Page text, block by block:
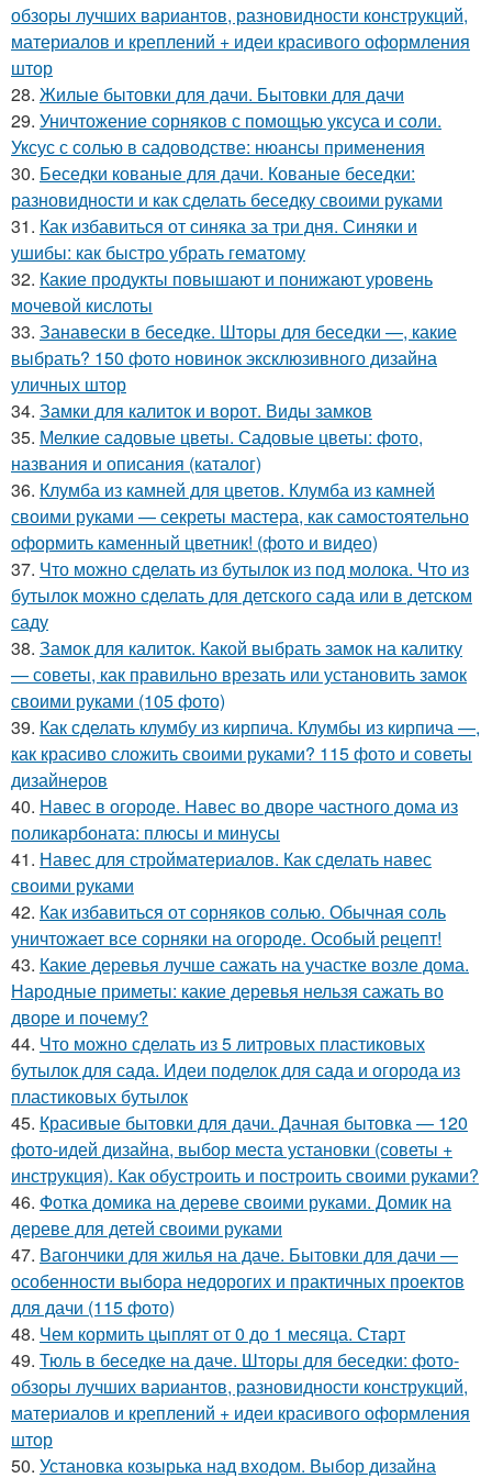
обзоры лучших вариантов, разновидности конструкций,
материалов и креплений + идеи красивого оформления
штор
28. Жилые бытовки для дачи. Бытовки для дачи
29. Уничтожение сорняков с помощью уксуса и соли.
Уксус с солью в садоводстве: нюансы применения
30. Беседки кованые для дачи. Кованые беседки:
разновидности и как сделать беседку своими руками
31. Как избавиться от синяка за три дня. Синяки и
ушибы: как быстро убрать гематому
32. Какие продукты повышают и понижают уровень
мочевой кислоты
33. Занавески в беседке. Шторы для беседки —, какие
выбрать? 150 фото новинок эксклюзивного дизайна
уличных штор
34. Замки для калиток и ворот. Виды замков
35. Мелкие садовые цветы. Садовые цветы: фото,
названия и описания (каталог)
36. Клумба из камней для цветов. Клумба из камней
своими руками — секреты мастера, как самостоятельно
оформить каменный цветник! (фото и видео)
37. Что можно сделать из бутылок из под молока. Что из
бутылок можно сделать для детского сада или в детском
саду
38. Замок для калиток. Какой выбрать замок на калитку
— советы, как правильно врезать или установить замок
своими руками (105 фото)
39. Как сделать клумбу из кирпича. Клумбы из кирпича —,
как красиво сложить своими руками? 115 фото и советы
дизайнеров
40. Навес в огороде. Навес во дворе частного дома из
поликарбоната: плюсы и минусы
41. Навес для стройматериалов. Как сделать навес
своими руками
42. Как избавиться от сорняков солью. Обычная соль
уничтожает все сорняки на огороде. Особый рецепт!
43. Какие деревья лучше сажать на участке возле дома.
Народные приметы: какие деревья нельзя сажать во
дворе и почему?
44. Что можно сделать из 5 литровых пластиковых
бутылок для сада. Идеи поделок для сада и огорода из
пластиковых бутылок
45. Красивые бытовки для дачи. Дачная бытовка — 120
фото-идей дизайна, выбор места установки (советы +
инструкция). Как обустроить и построить своими руками?
46. Фотка домика на дереве своими руками. Домик на
дереве для детей своими руками
47. Вагончики для жилья на даче. Бытовки для дачи —
особенности выбора недорогих и практичных проектов
для дачи (115 фото)
48. Чем кормить цыплят от 0 до 1 месяца. Старт
49. Тюль в беседке на даче. Шторы для беседки: фото-
обзоры лучших вариантов, разновидности конструкций,
материалов и креплений + идеи красивого оформления
штор
50. Установка козырька над входом. Выбор дизайна